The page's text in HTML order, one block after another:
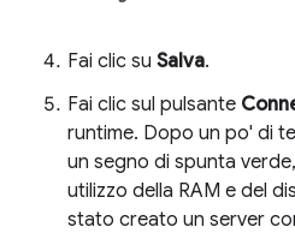
Fai clic su Salva.
Fai clic sul pulsante
runtime. Dopo un po' di
un segno di spunta
utilizzo della RAM e del
stato creato un server